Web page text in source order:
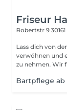
Friseur
Robertstr 9
Lass dich von
verwöhnen und
zu nehmen. Wir
Bartpflege ab